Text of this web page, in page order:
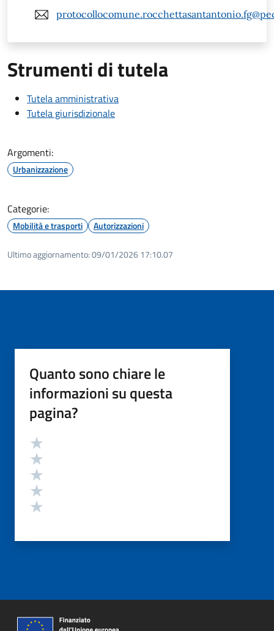
Strumenti di tutela
Tutela amministrativa
Tutela giurisdizionale
Argomenti:
Urbanizzazione
Categorie:
Mobilità e trasporti Autorizzazioni
Ultimo aggiornamento:09/01/2026 17:10.07
Quanto sono chiare le
informazioni su questa
pagina?
Valutazione